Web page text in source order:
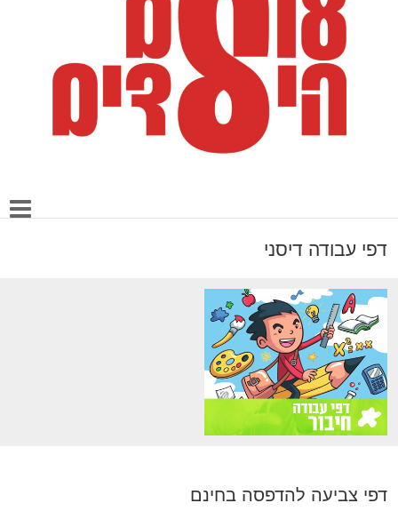
דפי עבודה דיסני
דפי צביעה להדפסה בחינם